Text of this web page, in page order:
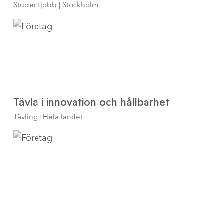
Studentjobb | Stockholm
Tävla i innovation och hållbarhet
Tävling | Hela landet